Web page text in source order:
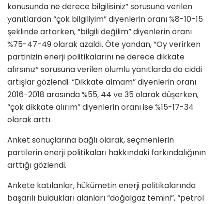
konusunda ne derece bilgilisiniz” sorusuna verilen
yanıtlardan “çok bilgiliyim” diyenlerin oranı %8-10-15
şeklinde artarken, “bilgili değilim” diyenlerin oranı
%75-47-49 olarak azaldı. Öte yandan, “Oy verirken
partinizin enerji politikalarını ne derece dikkate
alırsınız” sorusuna verilen olumlu yanıtlarda da ciddi
artışlar gözlendi. “Dikkate almam” diyenlerin oranı
2016-2018 arasında %55, 44 ve 35 olarak düşerken,
“çok dikkate alırım” diyenlerin oranı ise %15-17-34
olarak arttı.
Anket sonuçlarına bağlı olarak, seçmenlerin
partilerin enerji politikaları hakkındaki farkındalığının
arttığı gözlendi.
Ankete katılanlar, hükümetin enerji politikalarında
başarılı buldukları alanları “doğalgaz temini”, “petrol